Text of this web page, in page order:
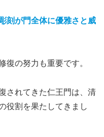
刻が門全体に優雅さと威
復の努力も重要です。
されてきた仁王門は、清
役割を果たしてきまし